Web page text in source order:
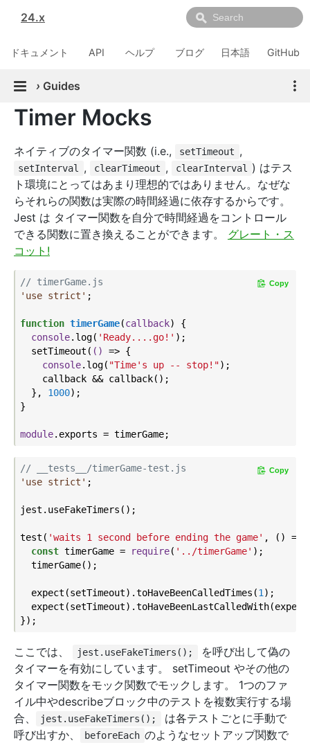
24.x
ドキュメント API ヘルプ ブログ 日本語 GitHub
› Guides
Timer Mocks
ネイティブのタイマー関数 (i.e., setTimeout ,
setInterval , clearTimeout , clearInterval
) はテス
ト環境にとってはあまり理想的ではありません。なぜな
らそれらの関数は実際の時間経過に依存するからです。
Jest は タイマー関数を自分で時間経過をコントロール
できる関数に置き換えることができます。 グレート・ス
コット!
// timerGame.js
'use strict' ;
function timerGame(callback) {
console.log( 'Ready....go!' );
  setTimeout(
() => {
console.log( "Time's up -- stop!");
    callback && callback();
  },
1000);
}
module
Copy
// __tests__/timerGame-test.js
'use strict' ;
jest.useFakeTimers();
test( 'waits 1 second before ending the game' , () =>
const timerGame = require( '../timerGame' );
  timerGame();
  expect(setTimeout).toHaveBeenCalledTimes(
1);
Copy
ここでは、 jest.useFakeTimers();
を呼び出して偽の
タイマーを有効にしています。 setTimeout やその他の
タイマー関数をモック関数でモックします。 1つのファ
イル中やdescribeブロック中のテストを複数実行する場
合、
jest.useFakeTimers();
は各テストごとに手動で
呼び出すか、
beforeEach のようなセットアップ関数で